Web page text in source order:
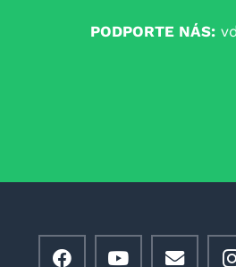
PODPORTE NÁS: